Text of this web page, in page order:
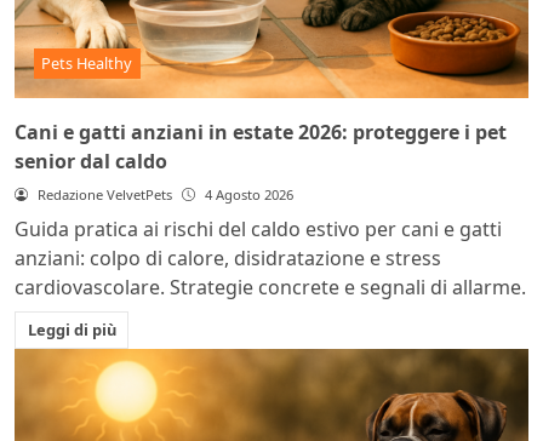
Pets Healthy
Cani e gatti anziani in estate 2026: proteggere i pet
senior dal caldo
Redazione VelvetPets 4 Agosto 2026
Guida pratica ai rischi del caldo estivo per cani e gatti
anziani: colpo di calore, disidratazione e stress
cardiovascolare. Strategie concrete e segnali di allarme.
Leggi di più